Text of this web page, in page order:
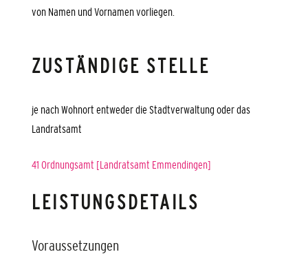
von Namen und Vornamen vorliegen.
ZUSTÄNDIGE STELLE
je nach Wohnort entweder die Stadtverwaltung oder das
Landratsamt
41 Ordnungsamt [Landratsamt Emmendingen]
LEISTUNGSDETAILS
Voraussetzungen